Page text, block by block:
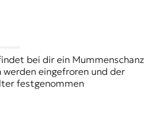
bei dir ein Mummenschanz
eingefroren und der
festgenommen